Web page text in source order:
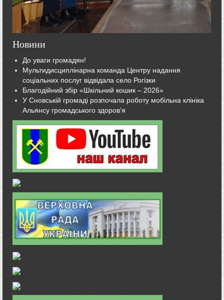
Новини
До уваги громадян!
Мультидисциплінарна команда Центру надання
соціальних послуг відвідала село Рогізки
Благодійний збір «Шкільний кошик – 2026»
У Сновській громаді розпочала роботу мобільна клініка
Альянсу громадського здоров’я